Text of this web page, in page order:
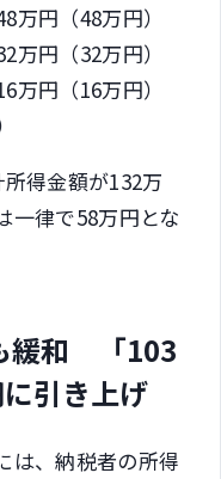
万円（48万円）
万円（32万円）
万円（16万円）
得金額が132万
一律で58万円とな
緩和 「103
引き上げ
は、納税者の所得